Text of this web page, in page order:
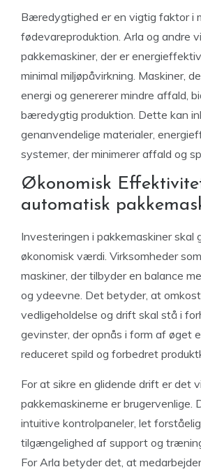
Bæredygtighed er en vigtig faktor i
fødevareproduktion. Arla og andre
pakkemaskiner, der er
minimal miljøpåvirkning. Maskiner,
energi og genererer mindre affald,
bæredygtig produktion. Dette kan
genanvendelige materialer,
systemer, der minimerer affald og
Økonomisk
automatisk
Investeringen i pakkemaskiner skal
økonomisk værdi. Virksomheder
maskiner, der tilbyder en balance
og ydeevne. Det betyder, at
vedligeholdelse og drift skal stå i
gevinster, der opnås i form af øget
reduceret spild og forbedret
For at sikre en glidende drift er det
pakkemaskinerne er brugervenlige.
intuitive kontrolpaneler, let
tilgængelighed af support og
For Arla betyder det, at